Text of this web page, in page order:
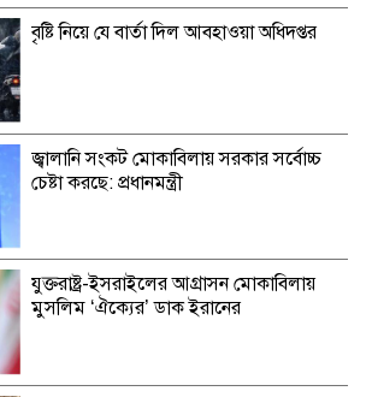
বৃষ্টি নিয়ে যে বার্তা দিল আবহাওয়া অধিদপ্তর
জ্বালানি সংকট মোকাবিলায় সরকার সর্বোচ্চ
চেষ্টা করছে: প্রধানমন্ত্রী
যুক্তরাষ্ট্র-ইসরাইলের আগ্রাসন মোকাবিলায়
মুসলিম ‘ঐক্যের’ ডাক ইরানের